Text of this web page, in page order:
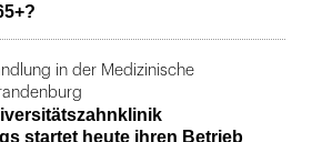
in der Medizinische
startet heute ihren Betrieb